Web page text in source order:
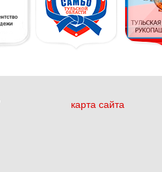
карта сайта